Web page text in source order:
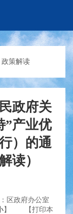
政策解读
政府关
”产业优
）的通
读）
区政府办公室
】
【打印本